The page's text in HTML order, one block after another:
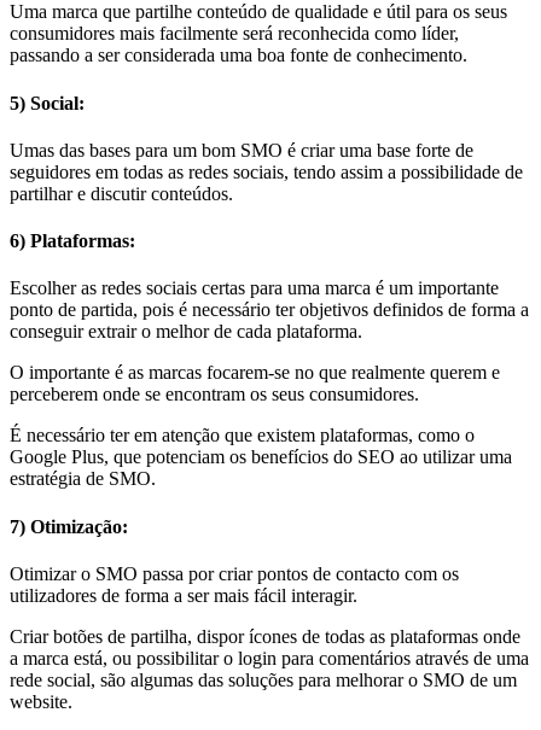
Uma marca que partilhe conteúdo de qualidade e útil para os seus
consumidores mais facilmente será reconhecida como líder,
passando a ser considerada uma boa fonte de conhecimento.
5) Social:
Umas das bases para um bom SMO é criar uma base forte de
seguidores em todas as redes sociais, tendo assim a possibilidade de
partilhar e discutir conteúdos.
6) Plataformas:
Escolher as redes sociais certas para uma marca é um importante
ponto de partida, pois é necessário ter objetivos definidos de forma a
conseguir extrair o melhor de cada plataforma.
O importante é as marcas focarem-se no que realmente querem e
perceberem onde se encontram os seus consumidores.
É necessário ter em atenção que existem plataformas, como o
Google Plus, que potenciam os benefícios do SEO ao utilizar uma
estratégia de SMO.
7) Otimização:
Otimizar o SMO passa por criar pontos de contacto com os
utilizadores de forma a ser mais fácil interagir.
Criar botões de partilha, dispor ícones de todas as plataformas onde
a marca está, ou possibilitar o login para comentários através de uma
rede social, são algumas das soluções para melhorar o SMO de um
website.